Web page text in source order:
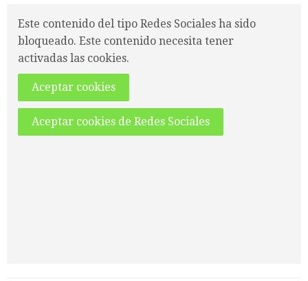
Este contenido del tipo Redes Sociales ha sido
bloqueado. Este contenido necesita tener
activadas las cookies.
Aceptar cookies
Aceptar cookies de Redes Sociales